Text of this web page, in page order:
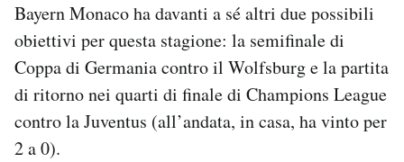
Bayern Monaco ha davanti a sé altri due possibili
obiettivi per questa stagione: la semifinale di
Coppa di Germania contro il Wolfsburg e la partita
di ritorno nei quarti di finale di Champions League
contro la Juventus (all’andata, in casa, ha vinto per
2 a 0).